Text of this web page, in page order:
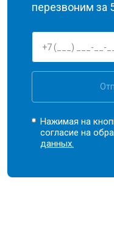
перезвоним за
Нажимая на
согласие на
данных.